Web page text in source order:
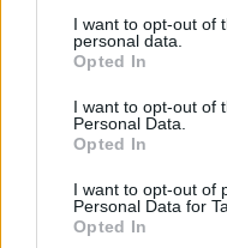
I want to opt-out of
personal data.
Opted In
I want to opt-out of
Personal Data.
Opted In
I want to opt-out of
Personal Data for
Opted In